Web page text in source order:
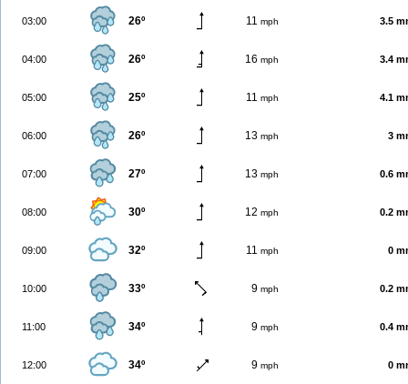
03:00 26º 11 mph 3.5
04:00 26º 16 mph 3.4
05:00 25º 11 mph 4.1
06:00 26º 13 mph 3
07:00 27º 13 mph 0.6
08:00 30º 12 mph 0.2
09:00 32º 11 mph 0
10:00 33º 9 mph 0.2
11:00 34º 9 mph 0.4
12:00 34º 9 mph 0